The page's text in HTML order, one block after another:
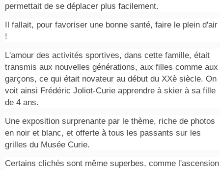
permettait de se déplacer plus facilement.
Il fallait, pour favoriser une bonne santé, faire le plein d'air
!
L'amour des activités sportives, dans cette famille, était
transmis aux nouvelles générations, aux filles comme aux
garçons, ce qui était novateur au début du XXè siècle. On
voit ainsi Frédéric Joliot-Curie apprendre à skier à sa fille
de 4 ans.
Une exposition surprenante par le thème, riche de photos
en noir et blanc, et offerte à tous les passants sur les
grilles du Musée Curie.
Certains clichés sont même superbes, comme l'ascension